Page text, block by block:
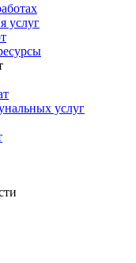
услуг
услуг